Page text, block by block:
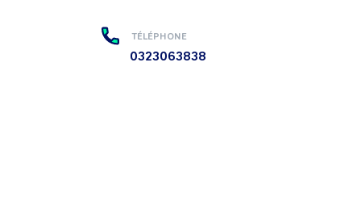
TÉLÉPHONE
0323063838